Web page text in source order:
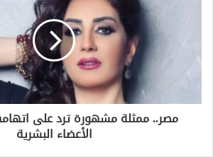
مصر.. ممثلة مشهورة ترد على
الأعضاء البشرية